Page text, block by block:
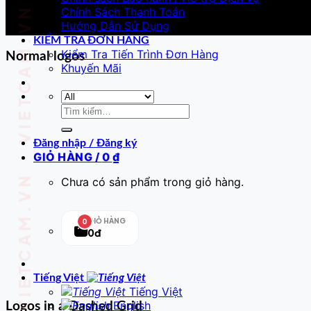
Chính Sách Thanh Toán
Hướng Dẫn Sử Dụng
KIỂM TRA ĐƠN HÀNG
Kiểm Tra Tiến Trình Đơn Hàng
Khuyến Mãi
Tìm
Đăng nhập / Đăng ký
GIỎ HÀNG / 0 ₫
Chưa có sản phẩm trong giỏ hàng.
0 GIỎ HÀNG
0đ
Tiếng Việt
Tiếng Việt
English
euismod tincidunt ut laoreet dolore magna aliquam erat
Thank you for reading this post, don't forget to subscribe!
Normal logos
Logos in a Dashed Grid